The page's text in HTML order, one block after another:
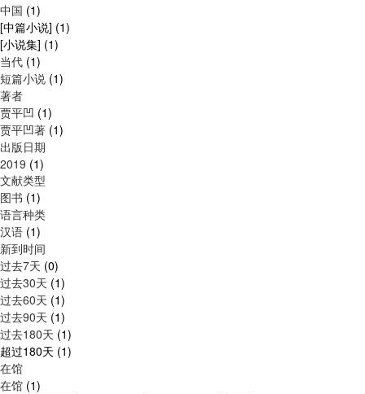
中国 (1)
[中篇小说] (1)
[小说集] (1)
当代 (1)
短篇小说 (1)
著者
贾平凹 (1)
贾平凹著 (1)
出版日期
2019 (1)
文献类型
图书 (1)
语言种类
汉语 (1)
新到时间
过去7天 (0)
过去30天 (1)
过去60天 (1)
过去90天 (1)
过去180天 (1)
超过180天 (1)
在馆
在馆 (1)